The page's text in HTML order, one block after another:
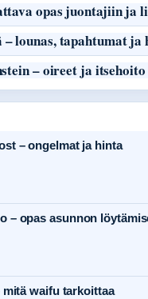
opas juontajiin ja
lounas, tapahtumat
– oireet ja itsehoito
– ongelmat ja hinta
– opas asunnon
waifu tarkoittaa